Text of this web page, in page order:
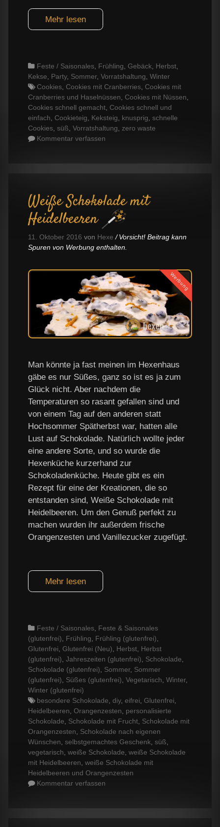
Mehr lesen
Categories
Feste / Saisonales Frühling Gebäck Herbst
Kekse
Party, Sommer, Vorratshaltung Winter
Tags
Cookies Cookies mit Cranberries Cookies mit
Cranberries und Haselnüssen
Cookies mit Nüssen
Cookies schnell gemacht Cookies schnell und
einfach
Cookieteig Keksteig knusprig schnelle
Cookies süß Vorratshaltung
zero waste
Kommentar verfassen
Weiße Schokolade mit
Heidelbeeren
11. Oktober 2016 von Hexe
Vorsicht! Beitrag kann
Spuren von Werbung enthalten.
Werbung
Man könnte ja fast meinen im Hexenhaus
gäbe es nur Süßes, ganz so ist es ja zum
Glück nicht. Aber nachdem die
Temperaturen so rasant gefallen sind und
von einem Tag auf den anderen statt
Hochsommer Spätherbst war, hatten alle
Lust auf Schokolade. Natürlich wollte jeder
eine andere Sorte, und so wurde die
Hexenküche kurzerhand zur
Schokoladenküche. Heute gibt es ein
Rezept für eine der Kreationen, die so
entstanden sind, Weiße Schokolade mit
Heidelbeeren. Um den Genuß perfekt zu
machen wurden ihr außerdem frische
Orangenzesten und Vanillezucker zugefügt.
Mehr lesen
Categories
Feste / Saisonales, Feste & Saisonales
(glutenfrei), Frühling, Frühling (glutenfrei),
Glutenfrei, Glutenfrei (Neu), Herbst, Herbst
(glutenfrei), Jahreszeiten (glutenfrei), Schokolade,
Schokolade (glutenfrei), Sommer, Sommer
(glutenfrei), Süßes (glutenfrei), Vegetarisch, Winter,
Winter (glutenfrei)
Tags
besondere Schokolade, diy, eifrei, Glutenfrei,
Heidelbeeren, Orangenzesten, personalisierte
Schokolade, Schokolade mit Frucht, Schokolade mit
Orangenzesten, Schokolade nach eigenen
Wünschen, selbstgemachtes Geschenk, süß,
vegetarisch, weiße Schokolade, weiße Schokolade
mit Heidelbeeren, weiße Schokolade mit
Heidelbeeren und Orangenzesten
Kommentar verfassen